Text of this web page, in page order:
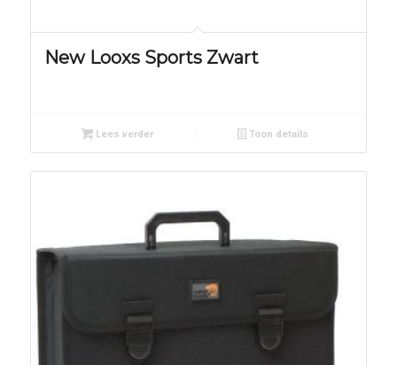
New Looxs Sports Zwart
Lees verder Toon details